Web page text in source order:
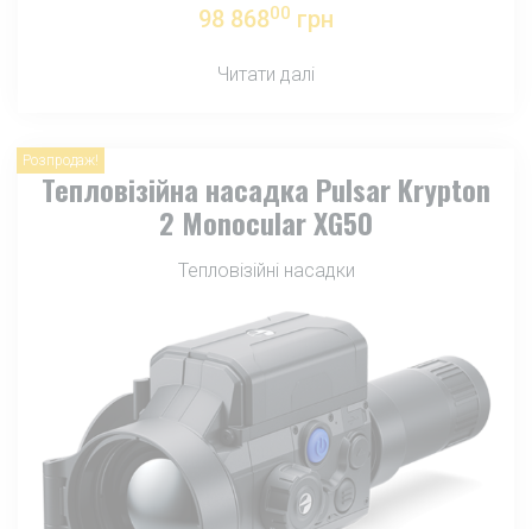
98 86800 грн
Читати далі
Розпродаж!
Тепловізійна насадка Pulsar Krypton
2 Monocular XG50
Тепловізійні насадки